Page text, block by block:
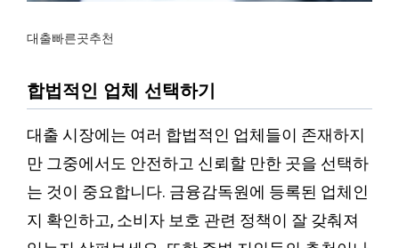
대출빠른곳추천
합법적인 업체 선택하기
대출 시장에는 여러 합법적인 업체들이 존재하지
만 그중에서도 안전하고 신뢰할 만한 곳을 선택하
는 것이 중요합니다. 금융감독원에 등록된 업체인
지 확인하고, 소비자 보호 관련 정책이 잘 갖춰져